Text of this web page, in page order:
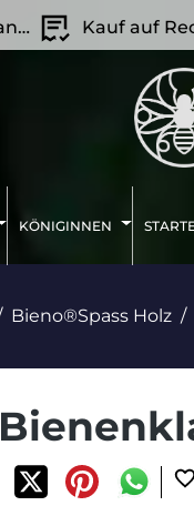
Kauf auf
KÖNIGINNEN
Bieno®Spass Holz